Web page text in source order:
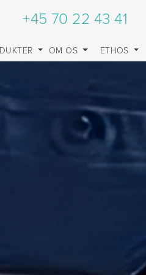
+45 70 22 43 41
OM OS ETHOS